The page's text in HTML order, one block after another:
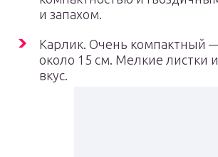
и запахом.
Карлик. Очень компактный
около 15 см. Мелкие листки
вкус.